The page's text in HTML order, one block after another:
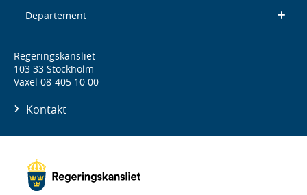
Departement
Regeringskansliet
103 33 Stockholm
Växel 08-405 10 00
Kontakt